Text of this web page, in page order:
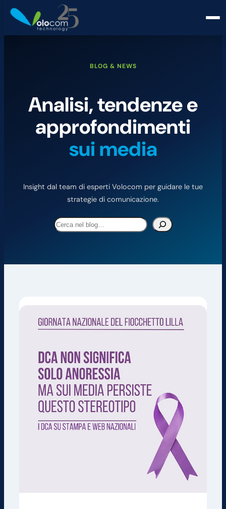
BLOG & NEWS
Analisi, tendenze e
approfondimenti
sui media
Insight dal team di esperti Volocom per guidare le tue
strategie di comunicazione.
Cerca
nel